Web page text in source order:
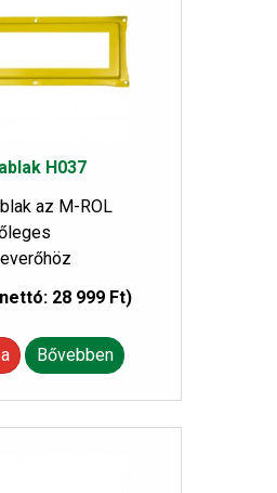
H037
az M-ROL
28 999 Ft)
Bővebben